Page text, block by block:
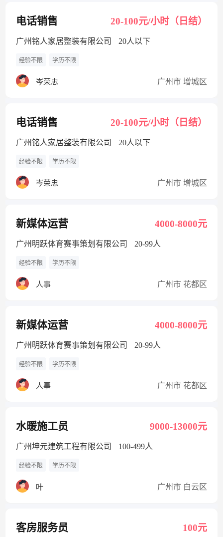
电话销售 20-100元/小时（日结）
广州铭人家居整装有限公司 20人以下
经验不限 学历不限
岑荣忠 广州市 增城区
电话销售 20-100元/小时（日结）
广州铭人家居整装有限公司 20人以下
经验不限 学历不限
岑荣忠 广州市 增城区
新媒体运营 4000-8000元
广州明跃体育赛事策划有限公司 20-99人
经验不限 学历不限
人事 广州市 花都区
新媒体运营 4000-8000元
广州明跃体育赛事策划有限公司 20-99人
经验不限 学历不限
人事 广州市 花都区
水暖施工员 9000-13000元
广州坤元建筑工程有限公司 100-499人
经验不限 学历不限
叶 广州市 白云区
客房服务员 100元